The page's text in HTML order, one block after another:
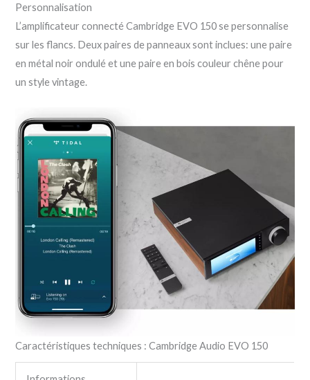
Personnalisation
L’amplificateur connecté Cambridge EVO 150 se personnalise
sur les flancs. Deux paires de panneaux sont inclues: une paire
en métal noir ondulé et une paire en bois couleur chêne pour
un style vintage.
Caractéristiques techniques : Cambridge Audio EVO 150